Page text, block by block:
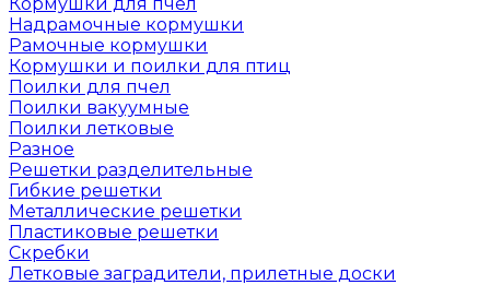
Надрамочные кормушки
Рамочные кормушки
Кормушки и поилки для птиц
Поилки для пчел
Поилки вакуумные
Поилки летковые
Разное
Решетки разделительные
Гибкие решетки
Металлические решетки
Пластиковые решетки
Скребки
Летковые заградители, прилетные доски